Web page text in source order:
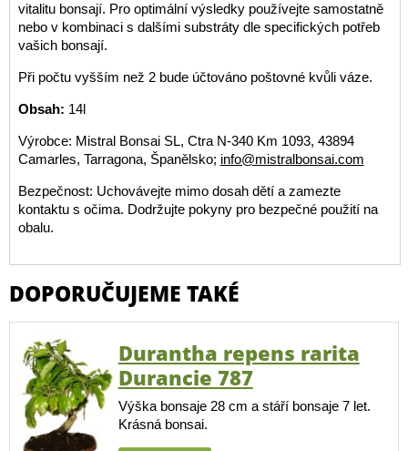
vitalitu bonsají. Pro optimální výsledky používejte samostatně
nebo v kombinaci s dalšími substráty dle specifických potřeb
vašich bonsají.
Při počtu vyšším než 2 bude účtováno poštovné kvůli váze.
Obsah: 14l
Výrobce: Mistral Bonsai SL, Ctra N-340 Km 1093, 43894
Camarles, Tarragona, Španělsko; info@mistralbonsai.com
Bezpečnost: Uchovávejte mimo dosah dětí a zamezte
kontaktu s očima. Dodržujte pokyny pro bezpečné použití na
obalu.
DOPORUČUJEME TAKÉ
Durantha repens rarita
Durancie 787
Výška bonsaje 28 cm a stáří bonsaje 7 let.
Krásná bonsai.